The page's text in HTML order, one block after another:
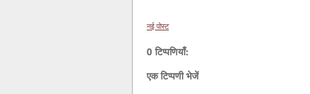
नई पोस्ट
0 टिप्पणियाँ:
एक टिप्पणी भेजें